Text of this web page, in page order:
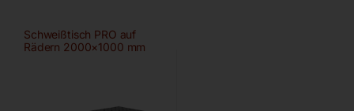
Schweißtisch PRO auf
Rädern 2000×1000 mm